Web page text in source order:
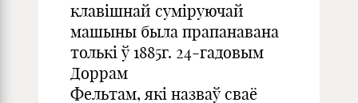
клавішнай суміруючай
машыны была прапанавана
толькі ў 1885г. 24-гадовым
Доррам
Фельтам, які назваў сваё